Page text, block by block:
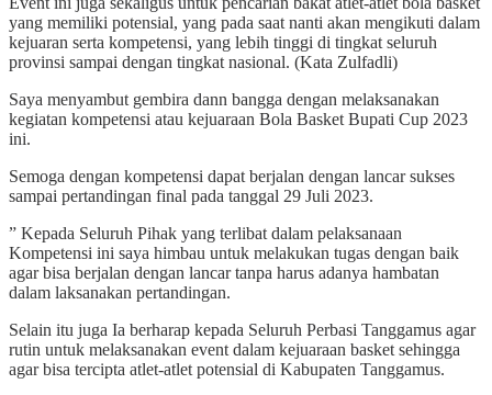
yang memiliki potensial, yang pada saat nanti akan mengikuti dalam
kejuaran serta kompetensi, yang lebih tinggi di tingkat seluruh
provinsi sampai dengan tingkat nasional. (Kata Zulfadli)
Saya menyambut gembira dann bangga dengan melaksanakan
kegiatan kompetensi atau kejuaraan Bola Basket Bupati Cup 2023
ini.
Semoga dengan kompetensi dapat berjalan dengan lancar sukses
sampai pertandingan final pada tanggal 29 Juli 2023.
” Kepada Seluruh Pihak yang terlibat dalam pelaksanaan
Kompetensi ini saya himbau untuk melakukan tugas dengan baik
agar bisa berjalan dengan lancar tanpa harus adanya hambatan
dalam laksanakan pertandingan.
Selain itu juga Ia berharap kepada Seluruh Perbasi Tanggamus agar
rutin untuk melaksanakan event dalam kejuaraan basket sehingga
agar bisa tercipta atlet-atlet potensial di Kabupaten Tanggamus.